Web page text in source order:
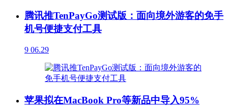
腾讯推TenPayGo测试版：面向境外游客的免手
机号便捷支付工具
9 06.29
苹果拟在MacBook Pro等新品中导入95%